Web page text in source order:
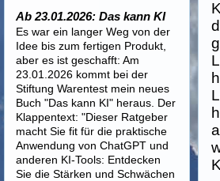
Ab 23.01.2026: Das kann KI
Es war ein langer Weg von der
Idee bis zum fertigen Produkt,
aber es ist geschafft: Am
23.01.2026 kommt bei der
Stiftung Warentest mein neues
Buch "Das kann KI" heraus. Der
Klappentext: "Dieser Ratgeber
macht Sie fit für die praktische
Anwendung von ChatGPT und
anderen KI-Tools: Entdecken
Sie die Stärken und Schwächen